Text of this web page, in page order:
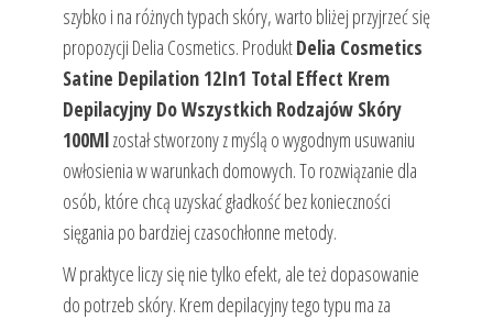
szybko i na różnych typach skóry, warto bliżej przyjrzeć się
propozycji Delia Cosmetics. ProduktDelia Cosmetics
Satine Depilation 12In1 Total Effect Krem
Depilacyjny Do Wszystkich Rodzajów Skóry
100Mlzostał stworzony z myślą o wygodnym usuwaniu
owłosienia w warunkach domowych. To rozwiązanie dla
osób, które chcą uzyskać gładkość bez konieczności
sięgania po bardziej czasochłonne metody.
W praktyce liczy się nie tylko efekt, ale też dopasowanie
do potrzeb skóry. Krem depilacyjny tego typu ma za